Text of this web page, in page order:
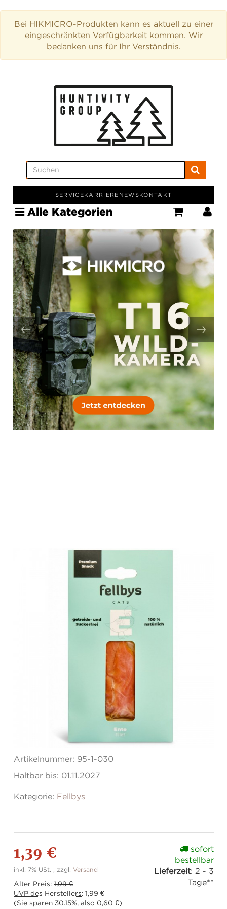
Bei HIKMICRO-Produkten kann es aktuell zu einer
eingeschränkten Verfügbarkeit kommen. Wir
bedanken uns für Ihr Verständnis.
SERVICEKARRIERE NEWSKONTAKT
Alle Kategorien
Artikelnummer: 95-1-030
Haltbar bis: 01.11.2027
Kategorie: Fellbys
1,39 €
inkl. 7% USt. , zzgl.Versand
Alter Preis:1,99 €
UVP des Herstellers:1,99 €
(Sie sparen 30.15%, also0,60 €)
sofort
bestellbar
Lieferzeit: 2 - 3
Tage**